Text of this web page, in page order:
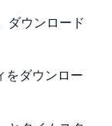
ダウンロード
をダウンロー